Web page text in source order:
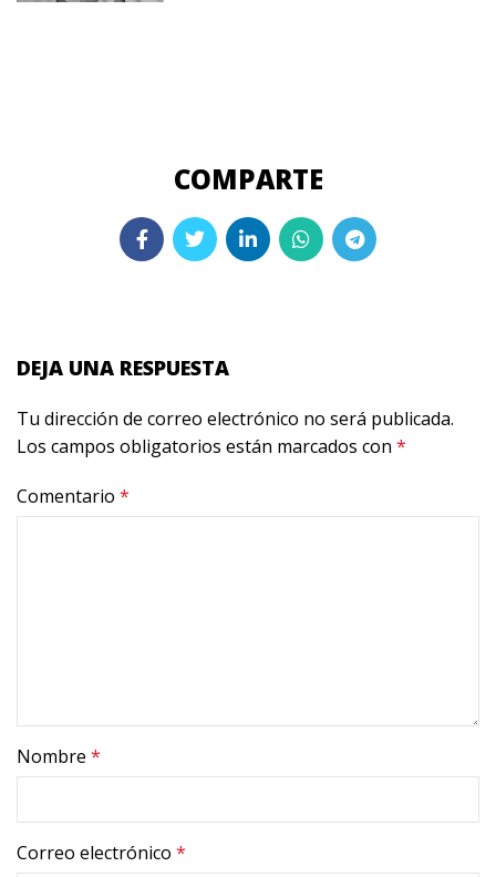
DEJA UNA RESPUESTA
Tu dirección de correo electrónico no será publicada.
Los campos obligatorios están marcados con *
Comentario *
Nombre *
Correo electrónico *